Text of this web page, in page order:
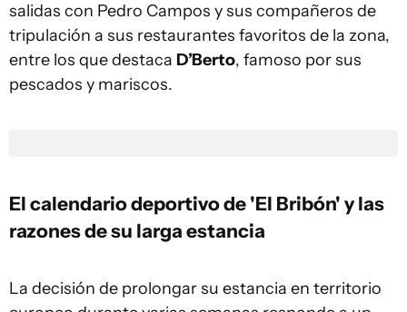
salidas con Pedro Campos y sus compañeros de
tripulación a sus restaurantes favoritos de la zona,
entre los que destaca D’Berto, famoso por sus
pescados y mariscos.
El calendario deportivo de 'El Bribón' y las
razones de su larga estancia
La decisión de prolongar su estancia en territorio